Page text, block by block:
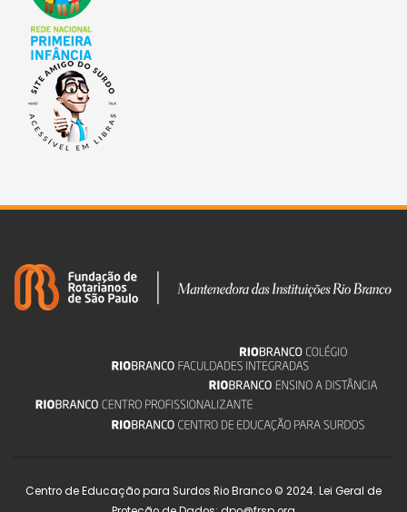
Centro de Educação para Surdos Rio Branco © 2024. Lei Geral de